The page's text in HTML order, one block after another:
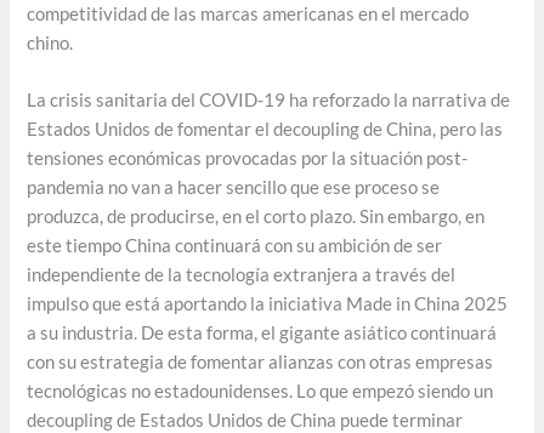
competitividad de las marcas americanas en el mercado
chino.
La crisis sanitaria del COVID-19 ha reforzado la narrativa de
Estados Unidos de fomentar el decoupling de China, pero las
tensiones económicas provocadas por la situación post-
pandemia no van a hacer sencillo que ese proceso se
produzca, de producirse, en el corto plazo. Sin embargo, en
este tiempo China continuará con su ambición de ser
independiente de la tecnología extranjera a través del
impulso que está aportando la iniciativa Made in China 2025
a su industria. De esta forma, el gigante asiático continuará
con su estrategia de fomentar alianzas con otras empresas
tecnológicas no estadounidenses. Lo que empezó siendo un
decoupling de Estados Unidos de China puede terminar